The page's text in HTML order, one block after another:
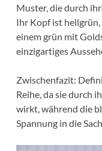
Muster, die durch
Ihr Kopf ist hellgrün,
einem grün mit
einzigartiges
Zwischenfazit:
Reihe, da sie durch
wirkt, während die
Spannung in die